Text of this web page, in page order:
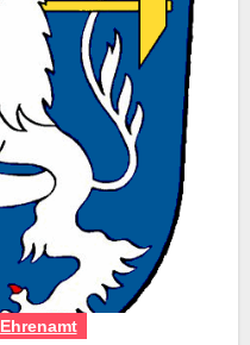
Ehrenamt